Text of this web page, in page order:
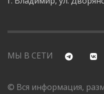
МЫ В СЕТИ
© Вся информация,